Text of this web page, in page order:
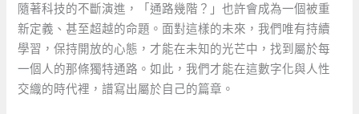
隨著科技的不斷演進，「通路幾階？」也許會成為一個被重
新定義、甚至超越的命題。面對這樣的未來，我們唯有持續
學習，保持開放的心態，才能在未知的光芒中，找到屬於每
一個人的那條獨特通路。如此，我們才能在這數字化與人性
交織的時代裡，譜寫出屬於自己的篇章。